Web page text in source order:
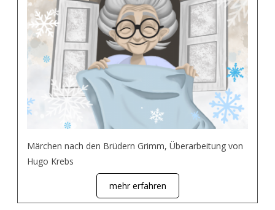
Märchen nach den Brüdern Grimm, Überarbeitung von
Hugo Krebs
mehr erfahren